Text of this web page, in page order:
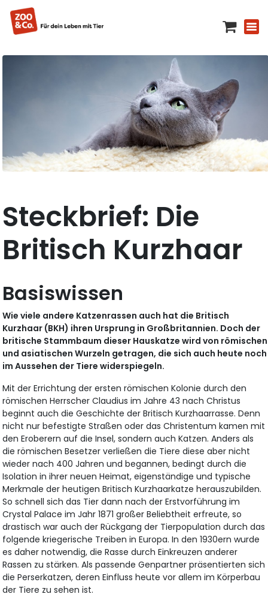
Steckbrief: Die
Britisch Kurzhaar
Basiswissen
Wie viele andere Katzenrassen auch hat die Britisch
Kurzhaar (BKH) ihren Ursprung in Großbritannien. Doch der
britische Stammbaum dieser Hauskatze wird von römischen
und asiatischen Wurzeln getragen, die sich auch heute noch
im Aussehen der Tiere widerspiegeln.
Mit der Errichtung der ersten römischen Kolonie durch den
römischen Herrscher Claudius im Jahre 43 nach Christus
beginnt auch die Geschichte der Britisch Kurzhaarrasse. Denn
nicht nur befestigte Straßen oder das Christentum kamen mit
den Eroberern auf die Insel, sondern auch Katzen. Anders als
die römischen Besetzer verließen die Tiere diese aber nicht
wieder nach 400 Jahren und begannen, bedingt durch die
Isolation in ihrer neuen Heimat, eigenständige und typische
Merkmale der heutigen Britisch Kurzhaarkatze herauszubilden.
So schnell sich das Tier dann nach der Erstvorführung im
Crystal Palace im Jahr 1871 großer Beliebtheit erfreute, so
drastisch war auch der Rückgang der Tierpopulation durch das
folgende kriegerische Treiben in Europa. In den 1930ern wurde
es daher notwendig, die Rasse durch Einkreuzen anderer
Rassen zu stärken. Als passende Genpartner präsentierten sich
die Perserkatzen, deren Einfluss heute vor allem im Körperbau
der Tiere zu sehen ist.